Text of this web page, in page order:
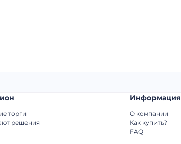
торги
решения
Информация
О компании
Как купить?
FAQ